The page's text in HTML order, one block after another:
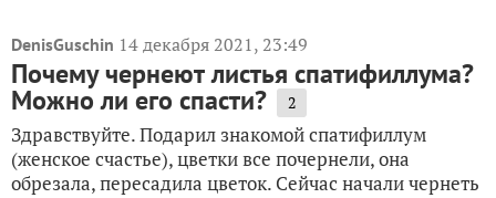
DenisGuschin 14 декабря 2021, 23:49
Почему чернеют листья спатифиллума?
Можно ли его спасти? 2
Здравствуйте. Подарил знакомой спатифиллум
(женское счастье), цветки все почернели, она
обрезала, пересадила цветок. Сейчас начали чернеть